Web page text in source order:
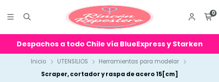
0
Despachos a todo Chile vía BlueExpress y Starken
Inicio UTENSILIOS
Herramientas para modelar
Scraper, cortador y raspa de acero 15[cm]